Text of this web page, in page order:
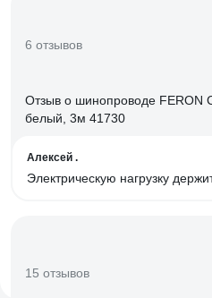
6 отзывов
Отзыв о шинопроводе FERON
белый, 3м 41730
Алексей .
15 отзывов